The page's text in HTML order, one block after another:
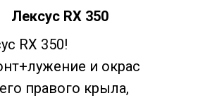
Лексус RX 350
RX 350!
и окрас
правого крыла,